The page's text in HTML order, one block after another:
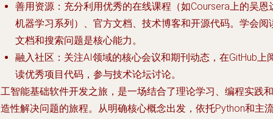
善用资源 ：充分利用优秀的在线课程（如Coursera上的吴恩
机器学习系列）、官方文档、技术博客和开源代码。学会阅
文档和搜索问题是核心能力。
融入社区 ：关注AI领域的核心会议和期刊动态，在GitHub上
读优秀项目代码，参与技术论坛讨论。
智能基础软件开发之旅，是一场结合了理论学习、编程实践和
性解决问题的旅程。从明确核心概念出发，依托Python和主